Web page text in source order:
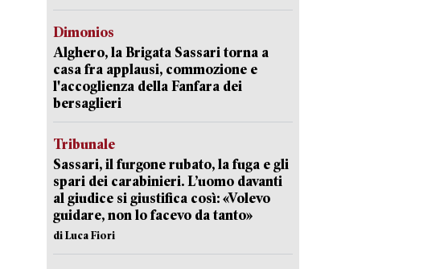
Dimonios
Alghero, la Brigata Sassari torna a
casa fra applausi, commozione e
l'accoglienza della Fanfara dei
bersaglieri
Tribunale
Sassari, il furgone rubato, la fuga e gli
spari dei carabinieri. L’uomo davanti
al giudice si giustifica così: «Volevo
guidare, non lo facevo da tanto»
di Luca Fiori